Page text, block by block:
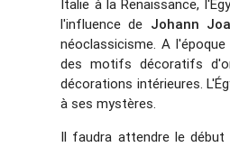
Italie à la Renaissance,
l'influence de Johann
néoclassicisme. A
des motifs décoratifs
décorations intérieures.
à ses mystères.
Il faudra attendre le début